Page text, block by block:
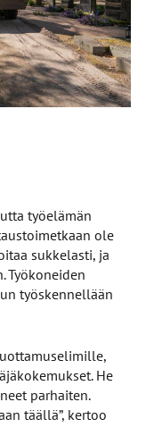
työelämän
ole
sukkelasti, ja
Työkoneiden
työskennellään
He
parhaiten.
täällä”, kertoo